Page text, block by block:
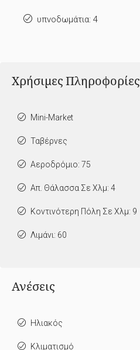
υπνοδωμάτια: 4
Χρήσιμες Πληροφορίες
Mini-Market
Ταβέρνες
Αεροδρόμιο: 75
Απ. Θάλασσα Σε Χλμ: 4
Κοντινότερη Πόλη Σε Χλμ: 9
Λιμάνι: 60
Ανέσεις
Ηλιακός
Κλιματισμό